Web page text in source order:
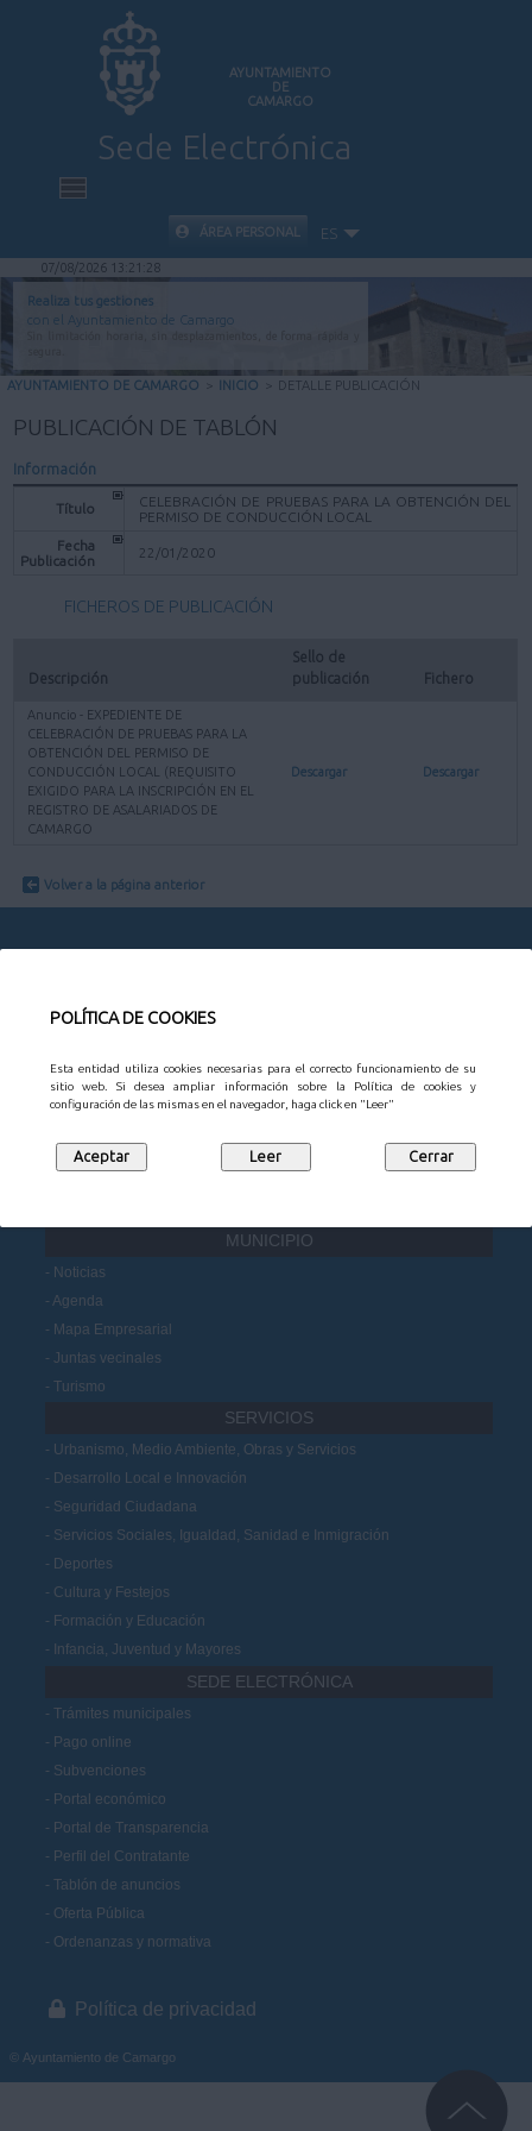
POLÍTICA DE COOKIES
Esta entidad utiliza cookies necesarias para el correcto funcionamiento de su
sitio web. Si desea ampliar información sobre la Política de cookies y
configuración de las mismas en el navegador, haga click en "Leer"
AYUNTAMIENTO
DE
CAMARGO
Sede Electrónica
INICIO
INFORMACIÓN PÚBLICA
CARPETA CIUDADANA
VALIDACIÓN DE DOCUMENTOS
ÁREA PERSONAL ES
07/08/2026 13:21:28
Realiza tus gestiones
con el Ayuntamiento de Camargo
AYUNTAMIENTO DE CAMARGO > INICIO > DETALLE PUBLICACIÓN
PUBLICACIÓN DE TABLÓN
Información
Título
CELEBRACIÓN DE PRUEBAS PARA LA OBTENCIÓN DEL
PERMISO DE CONDUCCIÓN LOCAL
Fecha
Publicación
22/01/2020
FICHEROS DE PUBLICACIÓN
Descripción
Sello de
publicación
Fichero
Anuncio - EXPEDIENTE DE
CELEBRACIÓN DE PRUEBAS PARA LA
OBTENCIÓN DEL PERMISO DE
CONDUCCIÓN LOCAL (REQUISITO
EXIGIDO PARA LA INSCRIPCIÓN EN EL
REGISTRO DE ASALARIADOS DE
CAMARGO
Descargar Descargar
Volver a la página anterior
AYUNTAMIENTO
Organización municipal
Portal de Transparencia
MUNICIPIO
Noticias
Agenda
Mapa Empresarial
Juntas vecinales
Turismo
SERVICIOS
Urbanismo, Medio Ambiente, Obras y Servicios
Desarrollo Local e Innovación
Seguridad Ciudadana
Servicios Sociales, Igualdad, Sanidad e Inmigración
Deportes
Cultura y Festejos
Formación y Educación
Infancia, Juventud y Mayores
SEDE ELECTRÓNICA
Trámites municipales
Pago online
Subvenciones
Portal económico
Portal de Transparencia
Perfil del Contratante
Tablón de anuncios
Oferta Pública
Ordenanzas y normativa
Política de privacidad
© Ayuntamiento de Camargo